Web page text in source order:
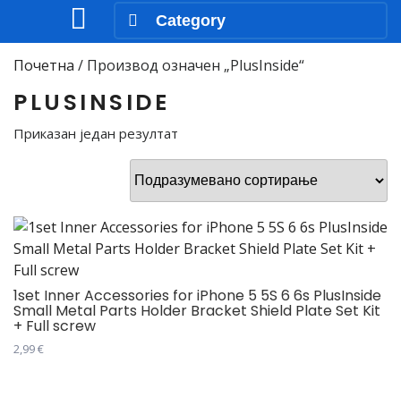
Open
Menu
Category
Почетна / Производ oзначен „PlusInside“
PLUSINSIDE
Приказан један резултат
1set Inner Accessories for iPhone 5 5S 6 6s PlusInside
Small Metal Parts Holder Bracket Shield Plate Set Kit
+ Full screw
2,99€